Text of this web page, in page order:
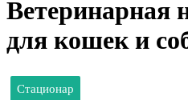
Ветеринарная
для кошек и
Стационар